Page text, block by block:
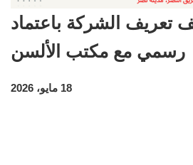
تعريف الشركة باعتماد
رسمي مع مكتب الألسن
18 مايو، 2026